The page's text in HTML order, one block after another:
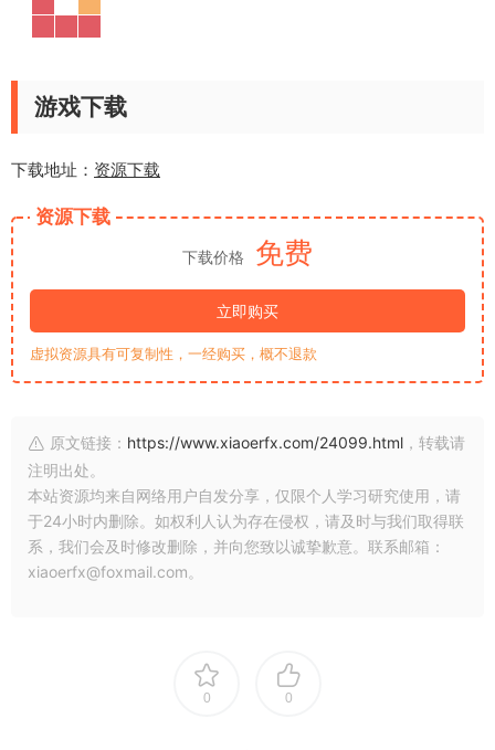
游戏下载
下载地址： 资源下载
资源下载
下载价格 免费
立即购买
虚拟资源具有可复制性，一经购买，概不退款
原文链接： https://www.xiaoerfx.com/24099.html ，转载请
注明出处。
本站资源均来自网络用户自发分享，仅限个人学习研究使用，请
于24小时内删除。如权利人认为存在侵权，请及时与我们取得联
系，我们会及时修改删除，并向您致以诚挚歉意。联系邮箱：
xiaoerfx@foxmail.com。
0 0